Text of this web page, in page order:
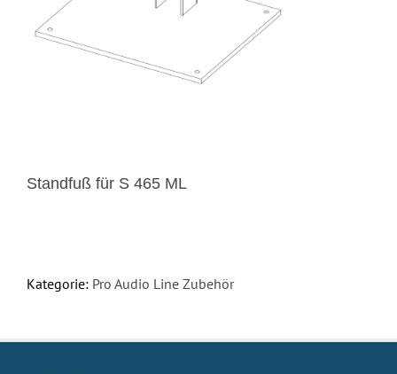
Standfuß für S 465 ML
Kategorie: Pro Audio Line Zubehör